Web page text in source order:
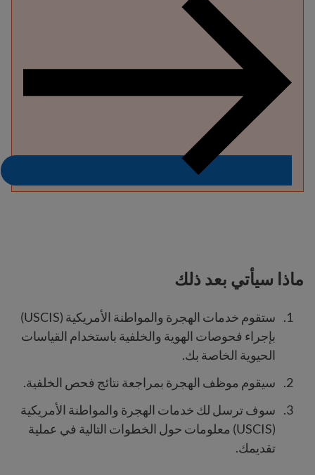
ماذا سيأتي بعد ذلك
ستقوم خدمات الهجرة والمواطنة الأمريكية (USCIS)
بإجراء فحوصات الهوية والخلفية باستخدام القياسات
الحيوية الخاصة بك.
سيقوم موظف الهجرة بمراجعة نتائج فحص الخلفية.
سوف ترسل لك خدمات الهجرة والمواطنة الأمريكية
(USCIS) معلومات حول الخطوات التالية في عملية
تقديمك.